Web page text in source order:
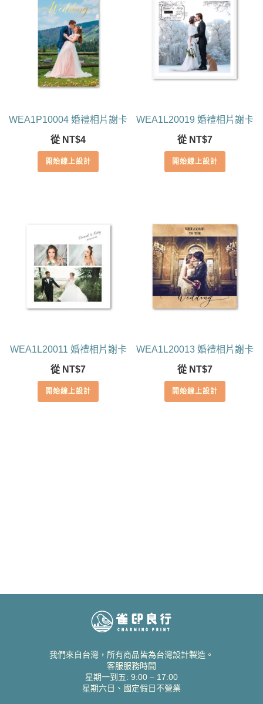
WEA1P10004 婚禮相片謝卡
從 NT$4
開始線上設計
WEA1L20019 婚禮相片謝卡
從 NT$7
開始線上設計
WEA1L20011 婚禮相片謝卡
從 NT$7
開始線上設計
WEA1L20013 婚禮相片謝卡
從 NT$7
開始線上設計
我們來自台灣，所有商品皆為台灣設計製造。
客服服務時間
星期一到五: 9:00 – 17:00
星期六日、國定假日不營業